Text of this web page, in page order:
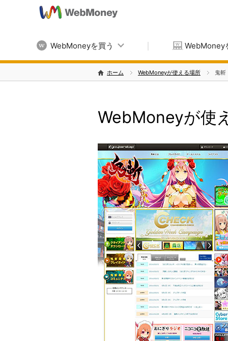
WebMoneyを買う WebMoney
ホーム WebMoneyが使える場所 鬼斬
WebMoneyが使